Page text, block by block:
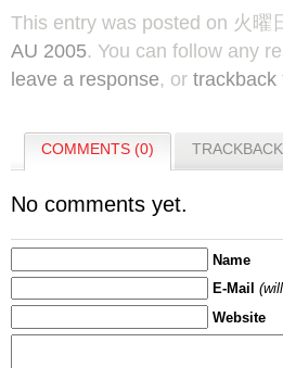
This entry was posted on 火曜
AU 2005. You can follow any
leave a response, or trackback
COMMENTS (0)
No comments yet.
Name
E-Mail
Website